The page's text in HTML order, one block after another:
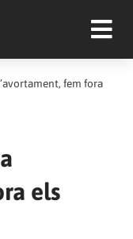
fem fora
els